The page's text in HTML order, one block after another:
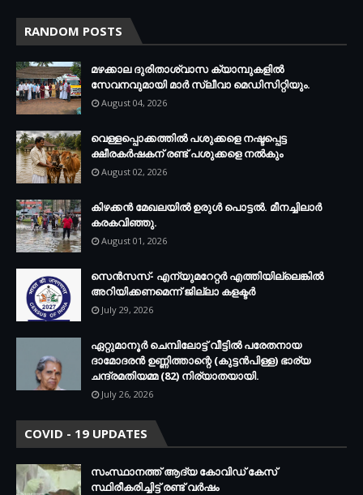
RANDOM POSTS
മഴക്കാല ദുരിതാശ്വാസ ക്യാമ്പുകളിൽ
സേവനവുമായി മാർ സ്ലീവാ മെഡിസിറ്റിയും.
August 04, 2026
വെള്ളപ്പൊക്കത്തില്‍ പശുക്കളെ നഷ്ടപ്പെട്ട
ക്ഷീരകര്‍ഷകന് രണ്ട് പശുക്കളെ നല്‍കും
August 02, 2026
കിഴക്കന്‍ മേഖലയില്‍ ഉരുള്‍ പൊട്ടല്‍. മീനച്ചിലാര്‍
കരകവിഞ്ഞു.
August 01, 2026
സെന്‍സസ്- എന്യുമറേറ്റര്‍ എത്തിയില്ലെങ്കില്‍
അറിയിക്കണമെന്ന് ജില്ലാ കളക്ടര്‍
July 29, 2026
ഏറ്റുമാനൂര്‍ ചെമ്പിലോട്ട് വീട്ടില്‍ പരേതനായ
ദാമോദരന്‍ ഉണ്ണിത്താന്റെ (കുട്ടന്‍പിള്ള) ഭാര്യ
ചന്ദ്രമതിയമ്മ (82) നിര്യാതയായി.
July 26, 2026
COVID - 19 UPDATES
സംസ്ഥാനത്ത് ആദ്യ കോവിഡ് കേസ്
സ്ഥിരീകരിച്ചിട്ട് രണ്ട് വര്‍ഷം